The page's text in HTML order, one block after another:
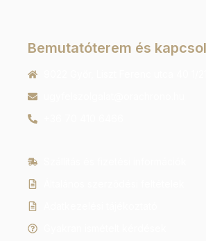
Bemutatóterem és